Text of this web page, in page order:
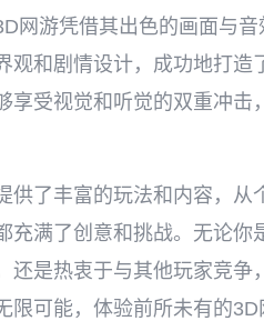
网游凭借其出色的画面与
观和剧情设计，成功地打
享受视觉和听觉的双重冲
供了丰富的玩法和内容，
充满了创意和挑战。无论
还是热衷于与其他玩家竞
限可能，体验前所未有的